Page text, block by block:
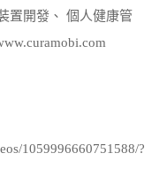
置開發、 個人健康管
1059996660751588/?